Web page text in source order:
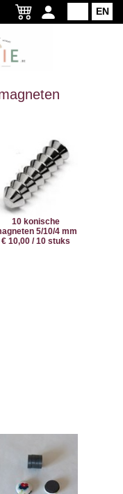
EN
10 konische
5/10/4 mm
€ 10,00 / 10 stuks